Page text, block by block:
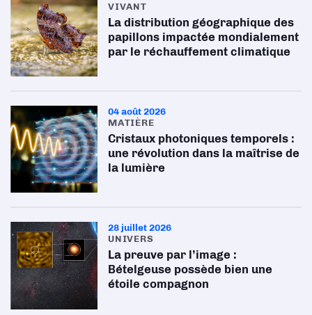
VIVANT
La distribution géographique des
papillons impactée mondialement
par le réchauffement climatique
04 août 2026
MATIÈRE
Cristaux photoniques temporels :
une révolution dans la maîtrise de
la lumière
28 juillet 2026
UNIVERS
La preuve par l’image :
Bételgeuse possède bien une
étoile compagnon